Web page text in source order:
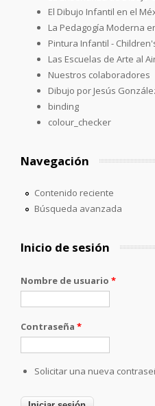
El Dibujo Infantil en el
La Pedagogía Moderna
Pintura Infantil -
Las Escuelas de Arte al
Nuestros colaboradores
Dibujo por Jesús
binding
colour_checker
Navegación
Contenido reciente
Búsqueda avanzada
Inicio de sesión
Nombre de usuario *
Contraseña *
Solicitar una nueva